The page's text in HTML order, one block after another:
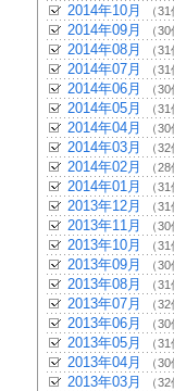
2014年10月 （31
2014年09月 （30
2014年08月 （31
2014年07月 （31
2014年06月 （30
2014年05月 （31
2014年04月 （30
2014年03月 （32
2014年02月 （28
2014年01月 （31
2013年12月 （31
2013年11月 （30
2013年10月 （31
2013年09月 （30
2013年08月 （31
2013年07月 （32
2013年06月 （30
2013年05月 （31
2013年04月 （30
2013年03月 （32